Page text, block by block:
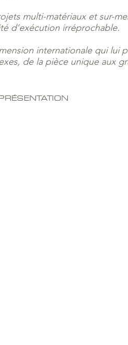
multi-matériaux et sur-
d’exécution irréprochable.
internationale qui lui
de la pièce unique aux